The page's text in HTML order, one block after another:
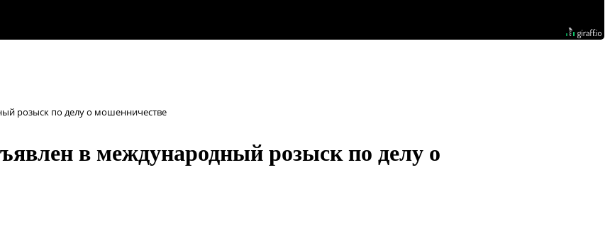
розыск по делу о мошенничестве
в международный розыск по делу о